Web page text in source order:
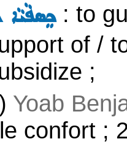
: to
of /
;
Yoab
confort ;